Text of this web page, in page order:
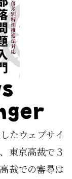
たウェブサイ
東京高裁で３
裁での審尋は